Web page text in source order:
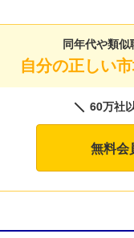
同年代や類
自分の正しい
60万社
無料会